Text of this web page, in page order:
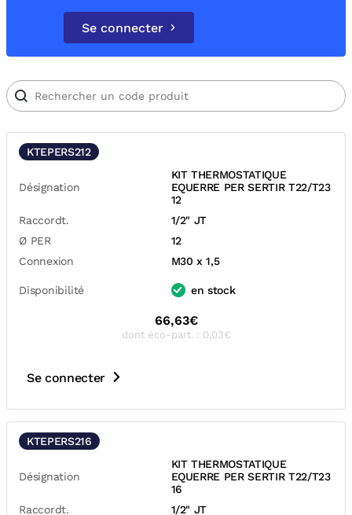
Se connecter
KTEPERS212
Désignation
KIT THERMOSTATIQUE
EQUERRE PER SERTIR T22/T23
12
Raccordt.
1/2" JT
Ø PER
12
Connexion
M30 x 1,5
Disponibilité en stock
66,63€
dont éco-part. : 0,03€
Se connecter
KTEPERS216
Désignation
KIT THERMOSTATIQUE
EQUERRE PER SERTIR T22/T23
16
Raccordt.
1/2" JT